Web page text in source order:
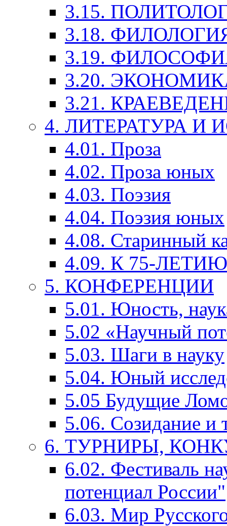
3.15.
3.18.
3.19.
3.20.
3.21.
4. ЛИТЕРАТУРА И
4.01. Проза
4.02. Проза юных
4.03. Поэзия
4.04. Поэзия юных
4.08. Старинный
4.09. К 75-
5. КОНФЕРЕНЦИИ
5.01. Юность,
5.02 «Научный
5.03. Шаги в науку
5.04. Юный
5.05 Будущие
5.06. Созидание и
6. ТУРНИРЫ,
6.02. Фестиваль
потенциал России"
6.03. Мир